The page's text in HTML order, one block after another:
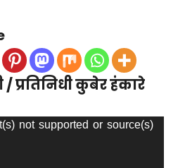
/ प्रतिनिधी कुबेर हंकारे
not supported or source(s)